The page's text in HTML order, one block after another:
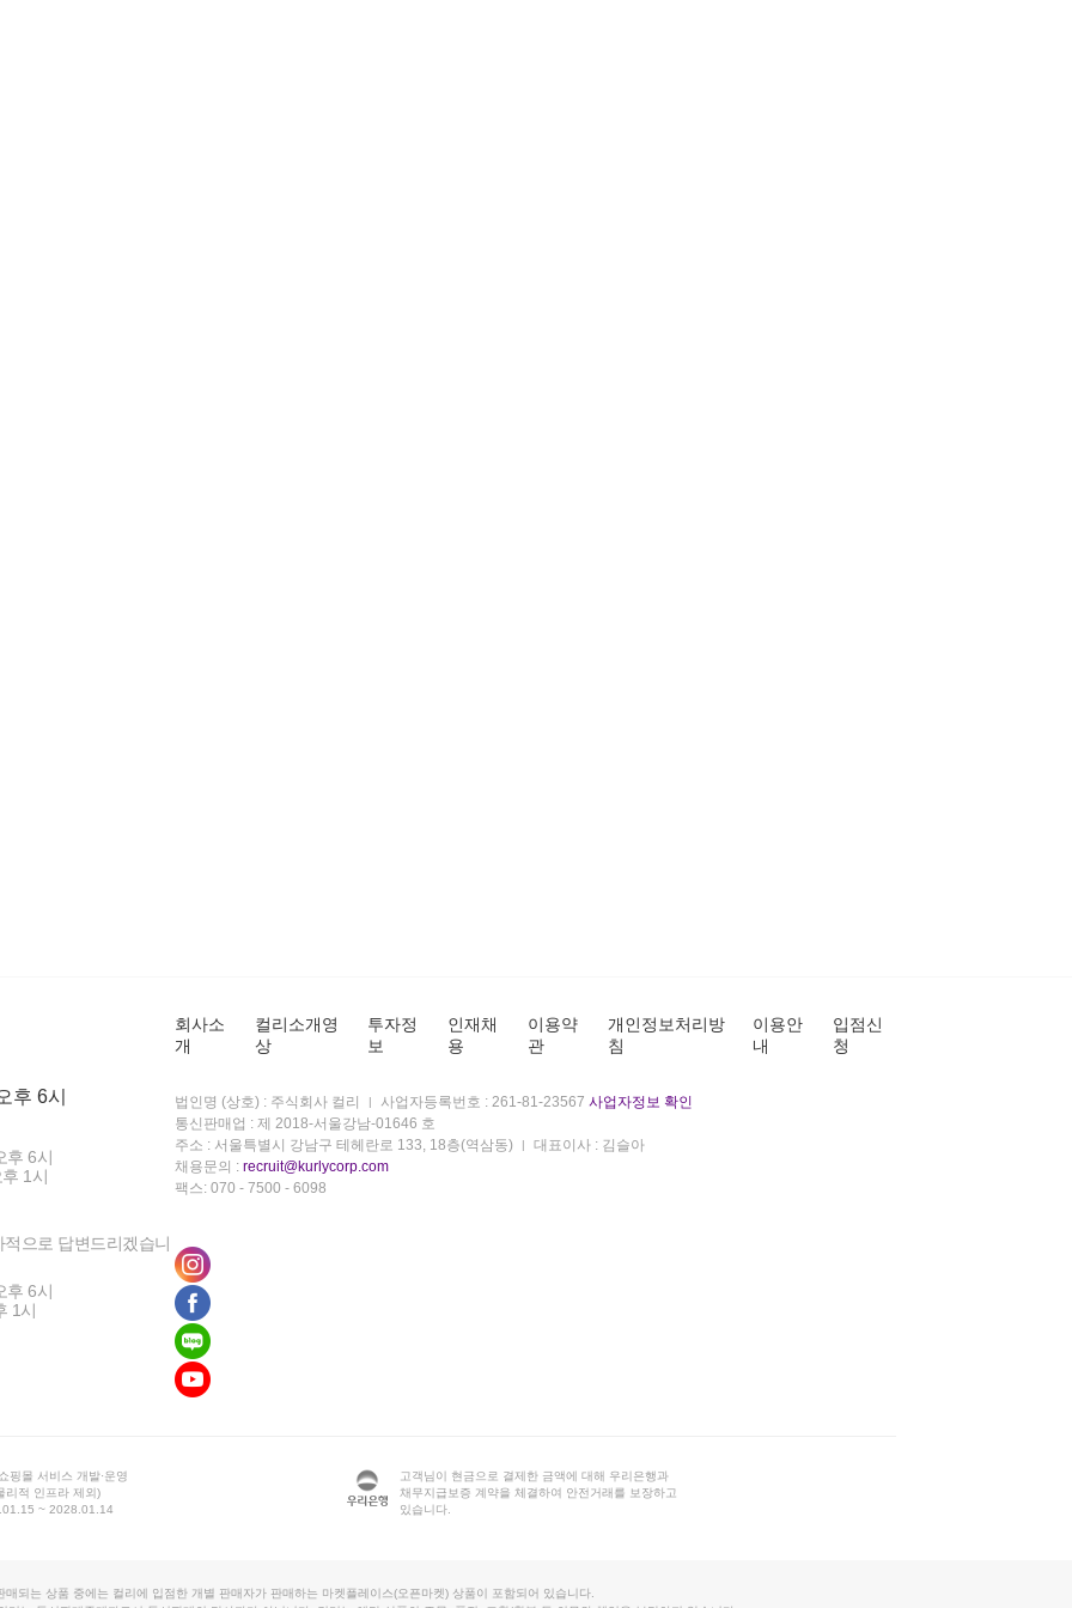
후 6시
후 6시
1시
으로 답변드리겠습니
후 6시
1시
회사소
개
컬리소개영
상
투자정
보
인재채
용
이용약
관
개인정보처리방
침
이용안
내
입점신
청
법인명 (상호) : 주식회사 컬리 사업자등록번호 : 261-81-23567 사업자정보 확인
통신판매업 : 제 2018-서울강남-01646 호
주소 : 서울특별시 강남구 테헤란로 133, 18층(역삼동)
대표이사 : 김슬아
채용문의 : recruit@kurlycorp.com
팩스: 070 - 7500 - 6098
핑몰 서비스 개발·운영
리적 인프라 제외)
~ 2028.01.14
고객님이 현금으로 결제한 금액에 대해 우리은행과
채무지급보증 계약을 체결하여 안전거래를 보장하고
있습니다.
매되는 상품 중에는 컬리에 입점한 개별 판매자가 판매하는 마켓플레이스(오픈마켓) 상품이 포함되어 있습니다.